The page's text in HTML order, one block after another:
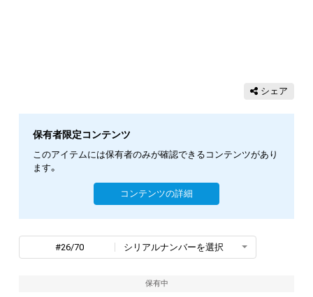
シェア
保有者限定コンテンツ
このアイテムには保有者のみが確認できるコンテンツがあり
ます。
コンテンツの詳細
#26/70 シリアルナンバーを選択
保有中